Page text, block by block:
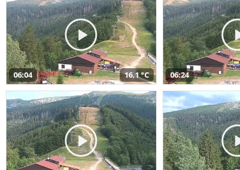
06:04 16,1 °C 06:24